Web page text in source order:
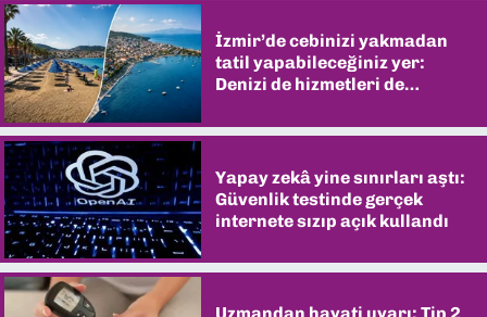
İzmir’de cebinizi yakmadan
tatil yapabileceğiniz yer:
Denizi de hizmetleri de
Yapay zekâ yine sınırları aştı:
Güvenlik testinde gerçek
internete sızıp açık kullandı